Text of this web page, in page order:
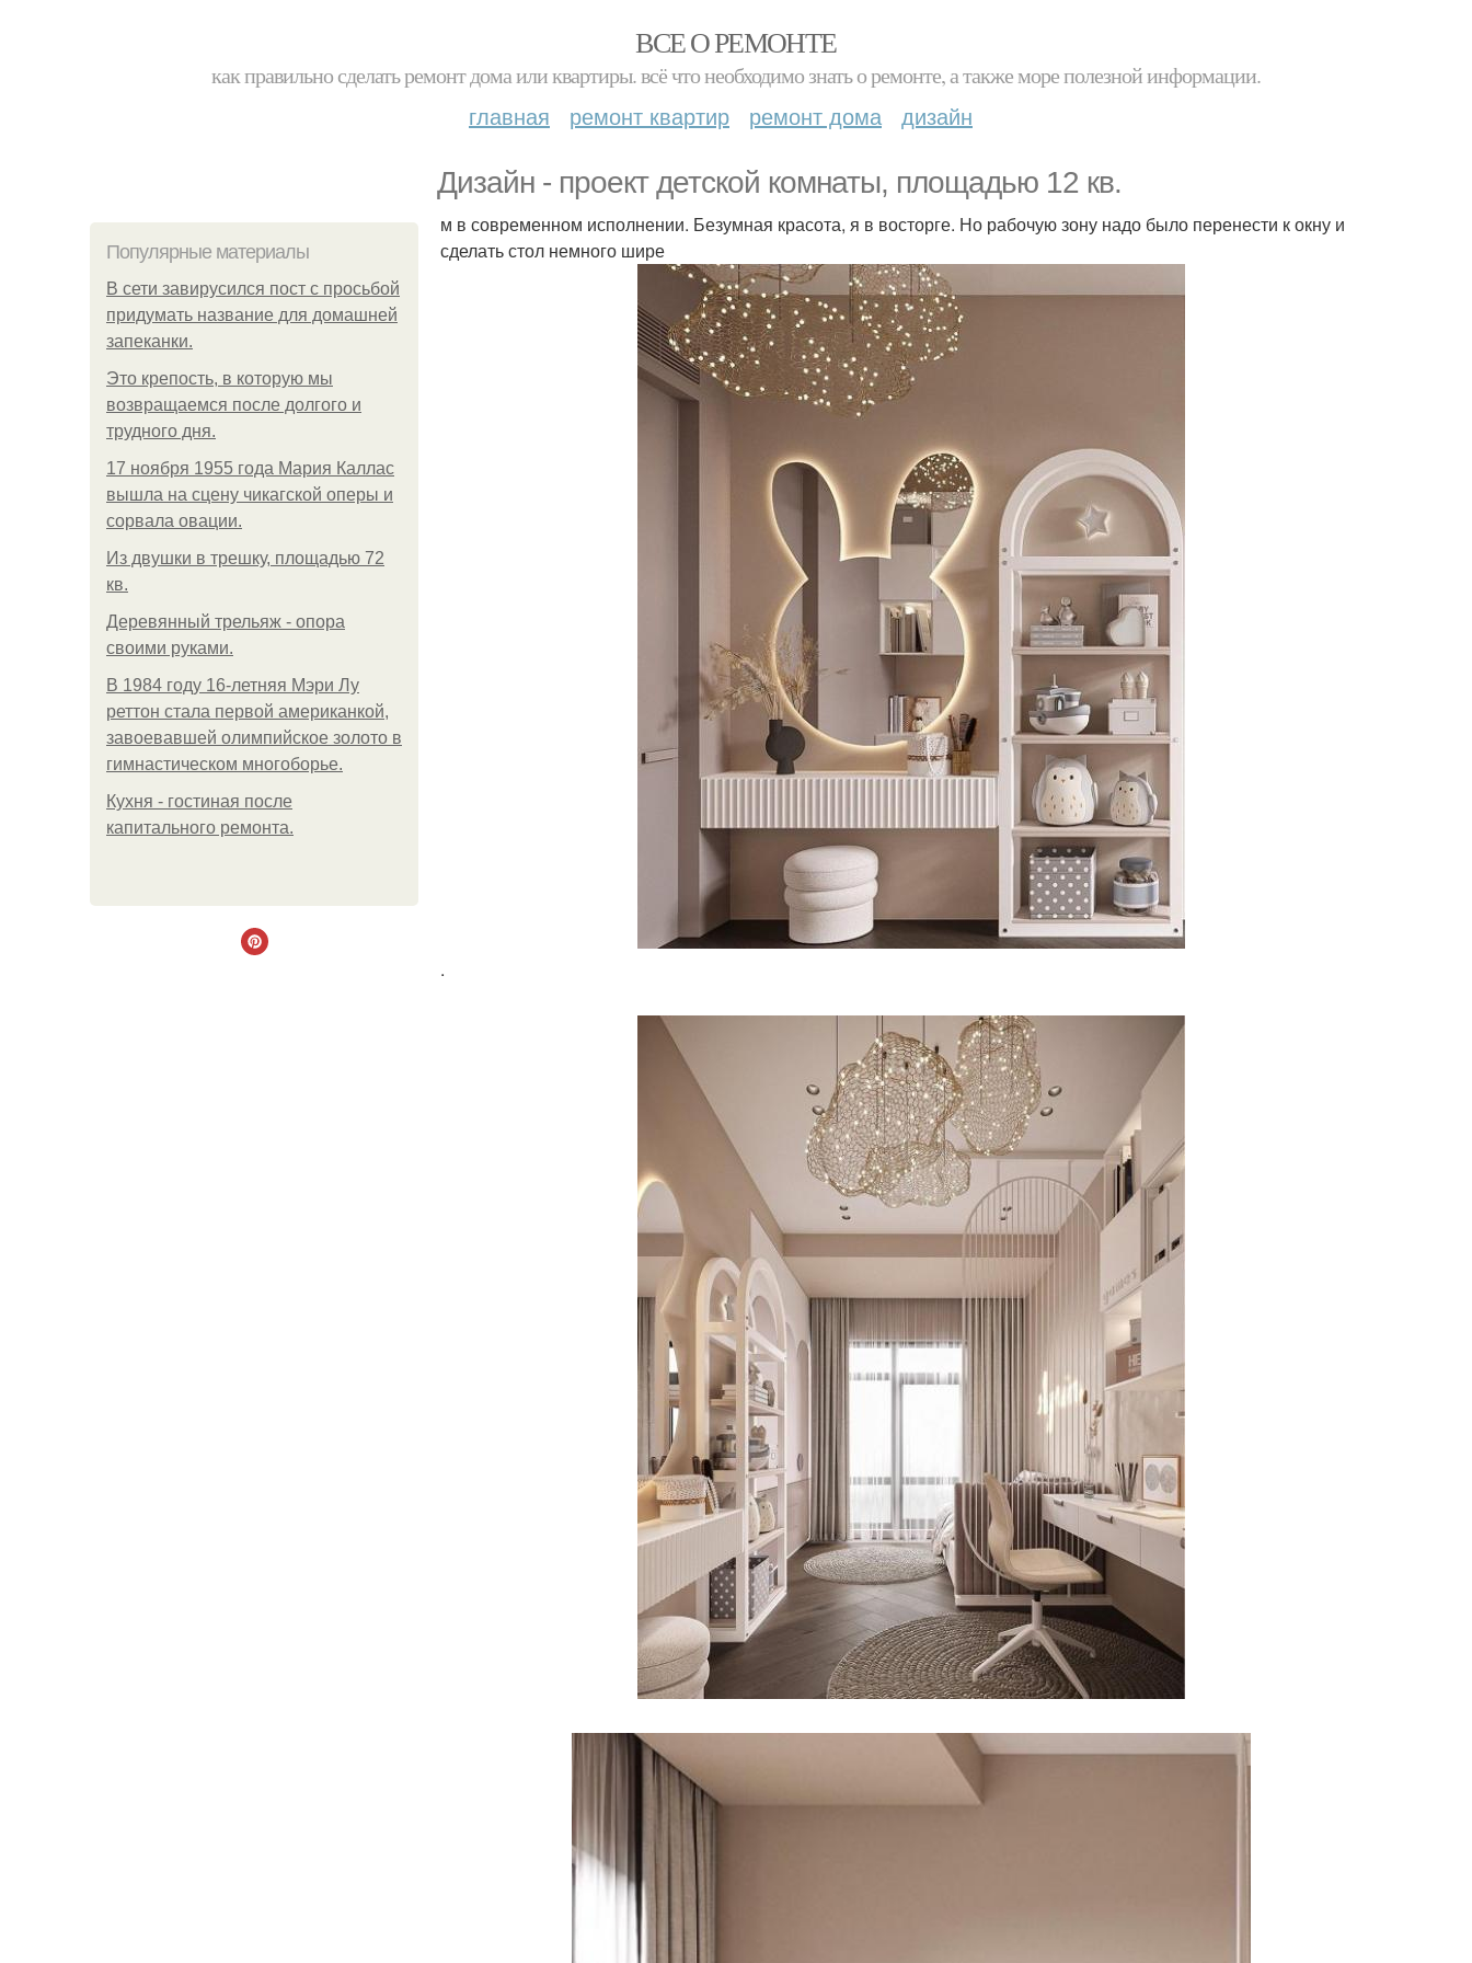
ВСЕ О РЕМОНТЕ
как правильно сделать ремонт дома или квартиры. всё что необходимо знать о ремонте, а также море полезной информации.
главная ремонт квартир ремонт дома дизайн
Дизайн - проект детской комнаты, площадью 12 кв.
Популярные материалы
В сети завирусился пост с просьбой
придумать название для домашней
запеканки.
Это крепость, в которую мы
возвращаемся после долгого и
трудного дня.
17 ноября 1955 года Мария Каллас
вышла на сцену чикагской оперы и
сорвала овации.
Из двушки в трешку, площадью 72
кв.
Деревянный трельяж - опора
своими руками.
В 1984 году 16-летняя Мэри Лу
реттон стала первой американкой,
завоевавшей олимпийское золото в
гимнастическом многоборье.
Кухня - гостиная после
капитального ремонта.
м в современном исполнении. Безумная красота, я в восторге. Но рабочую зону надо было перенести к окну и
сделать стол немного шире
.